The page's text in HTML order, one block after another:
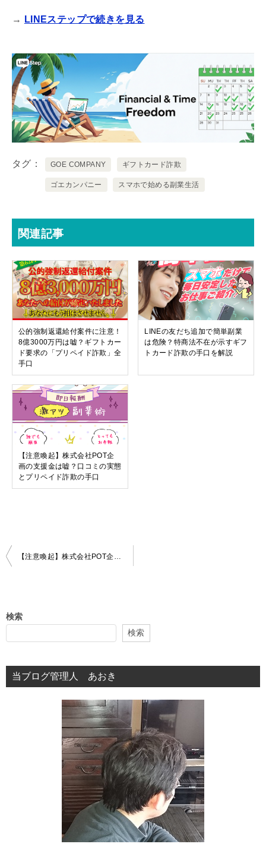
→ LINEステップで続きを見る
タグ GOE COMPANY ギフトカード詐欺
ゴエカンパニー スマホで始める副業生活
関連記事
公的強制返還給付案件に注意！
8億3000万円は嘘？ギフトカー
ド要求の「プリペイド詐欺」全
手口
LINEの友だち追加で簡単副業
は危険？特商法不在が示すギフ
トカード詐欺の手口を解説
【注意喚起】株式会社POT企
画の支援金は嘘？口コミの実態
とプリペイド詐欺の手口
投
ビ
シ
ョ
検索
検索
当ブログ管理人 あおき